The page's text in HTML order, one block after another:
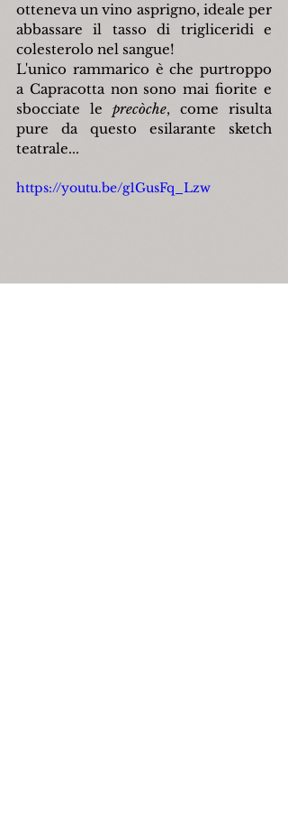
otteneva un vino asprigno, ideale per
abbassare il tasso di trigliceridi e
colesterolo nel sangue!
L'unico rammarico è che purtroppo
a Capracotta non sono mai fiorite e
sbocciate le precòche, come risulta
pure da questo esilarante sketch
teatrale...
https://youtu.be/g1GusFq_Lzw